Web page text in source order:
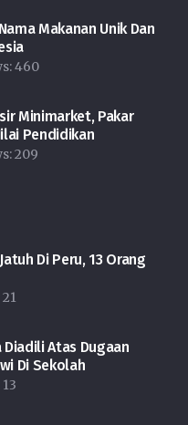
Makanan Unik Dan
460
Minimarket, Pakar
Pendidikan
209
Di Peru, 13 Orang
21
Atas Dugaan
Di Sekolah
13